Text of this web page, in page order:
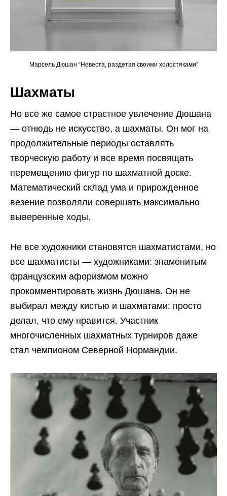
Марсель Дюшан “Невеста, раздетая своими холостяками”
Шахматы
Но все же самое страстное увлечение Дюшана
— отнюдь не искусство, а шахматы. Он мог на
продолжительные периоды оставлять
творческую работу и все время посвящать
перемещению фигур по шахматной доске.
Математический склад ума и прирожденное
везение позволяли совершать максимально
выверенные ходы.
Не все художники становятся шахматистами, но
все шахматисты — художниками: знаменитым
французским афоризмом можно
прокомментировать жизнь Дюшана. Он не
выбирал между кистью и шахматами: просто
делал, что ему нравится. Участник
многочисленных шахматных турниров даже
стал чемпионом Северной Нормандии.